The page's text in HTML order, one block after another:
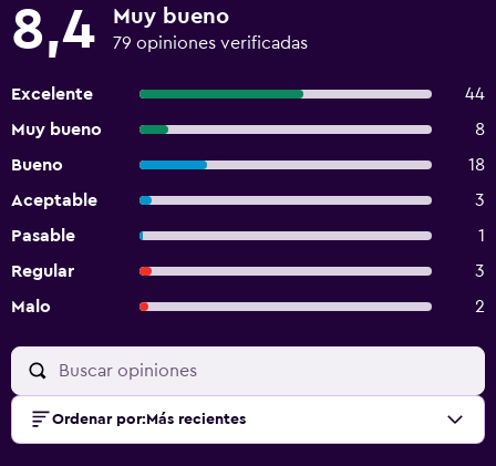
8,4 Muy bueno
79 opiniones verificadas
Excelente
44
Muy bueno
8
Bueno
18
Aceptable
3
Pasable
1
Regular
3
Malo
2
Ordenar por: Más recientes